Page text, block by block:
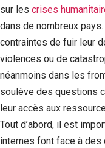
sur les crises
dans de nombreux
contraintes de fuir leur
violences ou de
néanmoins dans les
soulève des questions
leur accès aux
Tout d’abord, il est
internes font face à